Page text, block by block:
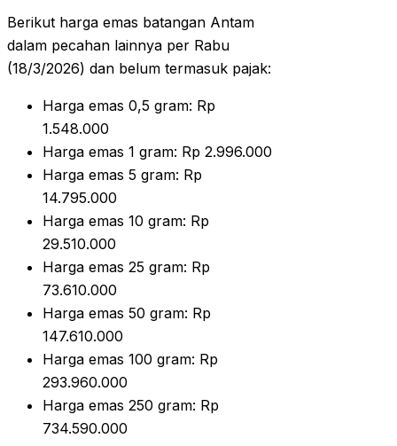
Berikut harga emas batangan Antam
dalam pecahan lainnya per Rabu
(18/3/2026) dan belum termasuk pajak:
Harga emas 0,5 gram: Rp
1.548.000
Harga emas 1 gram: Rp 2.996.000
Harga emas 5 gram: Rp
14.795.000
Harga emas 10 gram: Rp
29.510.000
Harga emas 25 gram: Rp
73.610.000
Harga emas 50 gram: Rp
147.610.000
Harga emas 100 gram: Rp
293.960.000
Harga emas 250 gram: Rp
734.590.000